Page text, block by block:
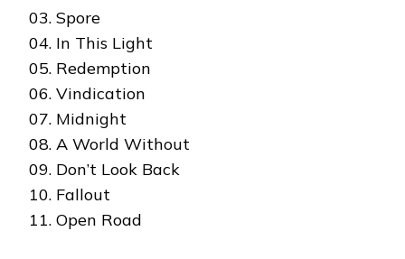
03. Spore
04. In This Light
05. Redemption
06. Vindication
07. Midnight
08. A World Without
09. Don’t Look Back
10. Fallout
11. Open Road